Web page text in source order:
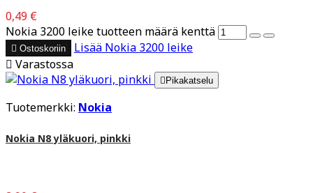
0,49 €
Nokia 3200 leike tuotteen määrä kenttä
 Ostoskoriin Lisää Nokia 3200 leike
 Varastossa
 Pikakatselu
Tuotemerkki: Nokia
Nokia N8 yläkuori, pinkki